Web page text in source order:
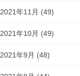
2021年11月 (49)
2021年10月 (49)
2021年9月 (48)